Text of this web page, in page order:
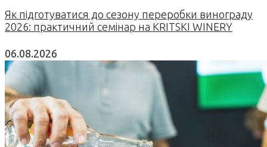
Як підготуватися до сезону переробки винограду
2026: практичний семінар на KRITSKI WINERY
06.08.2026